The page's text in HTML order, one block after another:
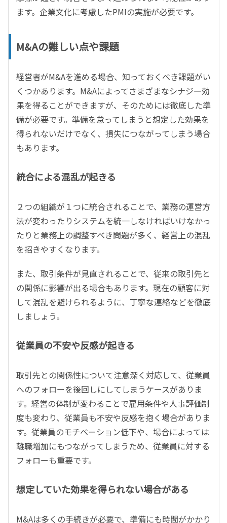
ます。企業文化に考慮したPMIの実施が必要です。
M&Aの難しい点や課題
経営者がM&Aを進める場合、知っておくべき課題がい
くつかあります。M&Aによってさまざまなシナジー効
果を得ることができますが、そのためには徹底した準
備が必要です。準備を怠ってしまうと想定した効果を
得られないだけでなく、損失につながってしまう場合
もあります。
統合による混乱が起きる
２つの組織が１つに統合されることで、業務の運営方
法が変わったりシステムを統一しなければいけなかっ
たりと業務上の調整すべき問題が多く、経営上の混乱
を招きやすくなります。
また、取引条件が見直されることで、従来の取引先と
の関係に影響が出る場合もあります。現在の顧客に対
して混乱を避けられるように、丁寧な連絡などを徹底
しましょう。
従業員の不安や反感が起きる
取引先との関係性について注意深く対応して、従業員
へのフォローを後回しにしてしまうケースがありま
す。経営の体制が変わることで雇用条件や人事評価制
度も変わり、従業員も不安や反感を抱く場合がありま
す。従業員のモチベーション低下や、場合によっては
離職増加にもつながってしまうため、従業員に対する
フォローも重要です。
想定していた効果を得られない場合がある
M&Aは多くの手続きが必要で、準備にも時間がかかり